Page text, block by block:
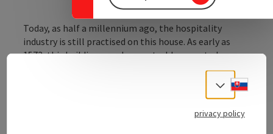
Today, as half a millennium ago, the hospitality
industry is still practised on this house. As early as
1573, this building was demonstrably operated as a
Our home-style inn is located directly next to the
church and has a newly designed guest garden in the
inner courtyard (Viking courtyard with dungeon).
Select
privacy policy